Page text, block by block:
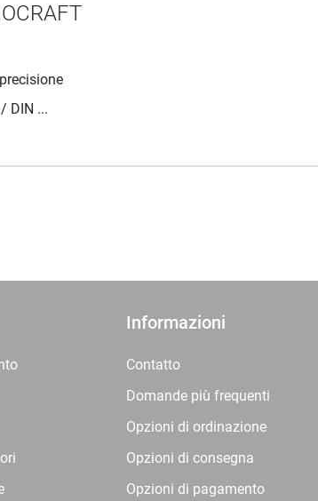
DIN ...
Informazioni
Contatto
Domande più frequenti
Opzioni di ordinazione
Opzioni di consegna
Opzioni di pagamento